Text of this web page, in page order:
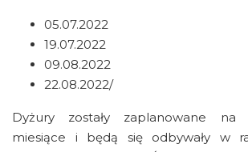
05.07.2022
19.07.2022
09.08.2022
22.08.2022/
Dyżury zostały zaplanowane na
miesiące i będą się odbywały w